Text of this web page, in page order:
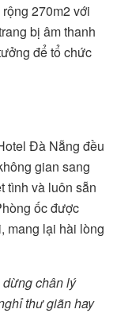
270m2 với
bị âm thanh
để tổ chức
Đà Nẵng đều
gian sang
tình và luôn sẵn
ốc được
mang lại hài lòng
chân lý
thư giãn hay